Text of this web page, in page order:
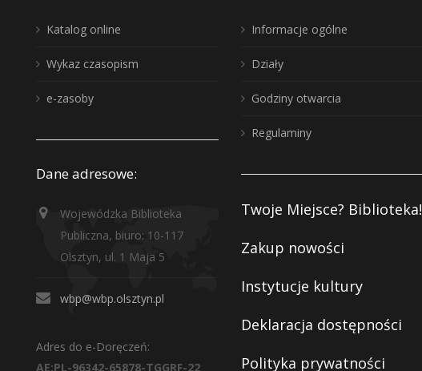
Katalog online
Wykaz czasopism
e-zasoby
Dane adresowe:
Wojewódzka Biblioteka
Publiczna, biuro: 10-117
Olsztyn, ul. 1 Maja 5
wbp@wbp.olsztyn.pl
Adres do e-Doręczeń:
AE:PL-96342-65878-TGGRF-22
Informacje ogólne
Działy
Godziny otwarcia
Regulaminy
Twoje Miejsce? Biblioteka!
Zakup nowości
Instytucje kultury
Deklaracja dostępności
Polityka prywatności